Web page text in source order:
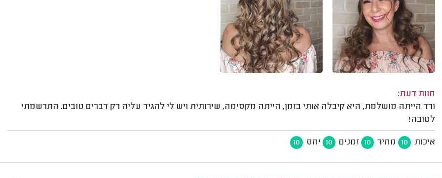
חוות דעת:
ורד הייתה מושלמת, היא קיבלה אותי בזמן, הייתה מקסימה, שירותית ויש לי להגיד עליה רק דברים טובים. התרשמתי
לטובה!
איכות 10 מחיר 10 זמנים 10 יחס 10